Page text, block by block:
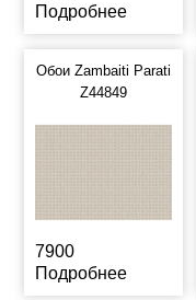
Подробнее
Обои Zambaiti Parati
Z44849
7900
Подробнее